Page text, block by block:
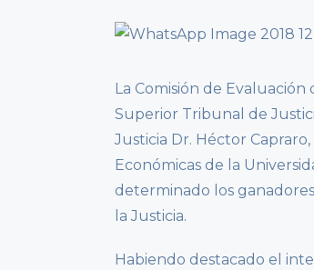
La Comisión de
Superior Tribunal de
Justicia Dr. Héctor
Económicas de la
determinado los
la Justicia.
Habiendo destacado el